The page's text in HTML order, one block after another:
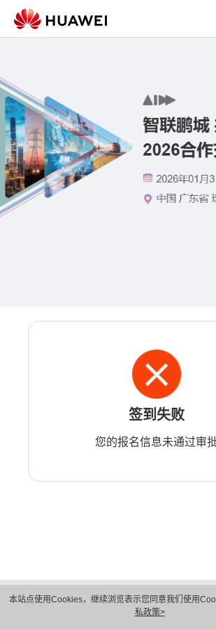
本站点使用Cookies，继续浏览表示您同意我们使用
私政策>
签到失败
您的报名信息未通过审
版权所有 © 华为技术有限公司 1998-2026。 保留一切权
隐私保护